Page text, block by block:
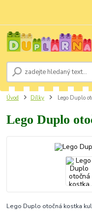
Úvod Dílky Lego Duplo
Lego Duplo
Lego Duplo otočná kostka